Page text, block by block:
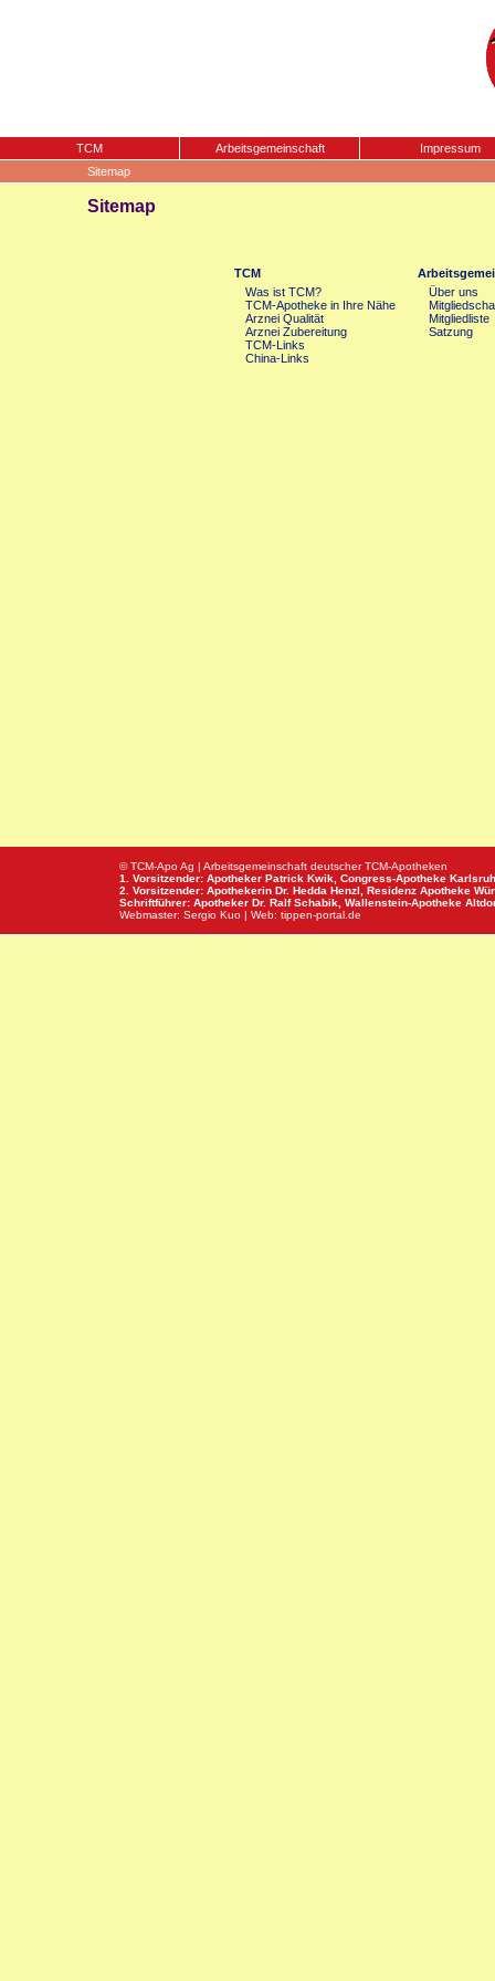
TCM Arbeitsgemeinschaft
Impressum
Sitemap
Sitemap
TCM
Was ist TCM?
TCM-Apotheke in Ihre Nähe
Arznei Qualität
Arznei Zubereitung
TCM-Links
China-Links
Über uns
Mitgliedliste
Satzung
© TCM-Apo Ag | Arbeitsgemeinschaft deutscher TCM-Apotheken
1. Vorsitzender: Apotheker Patrick Kwik, Congress-Apotheke
2. Vorsitzender: Apothekerin Dr. Hedda Henzl, Residenz Apotheke
Schriftführer: Apotheker Dr. Ralf Schabik, Wallenstein-Apotheke
Webmaster: Sergio Kuo | Web: tippen-portal.de